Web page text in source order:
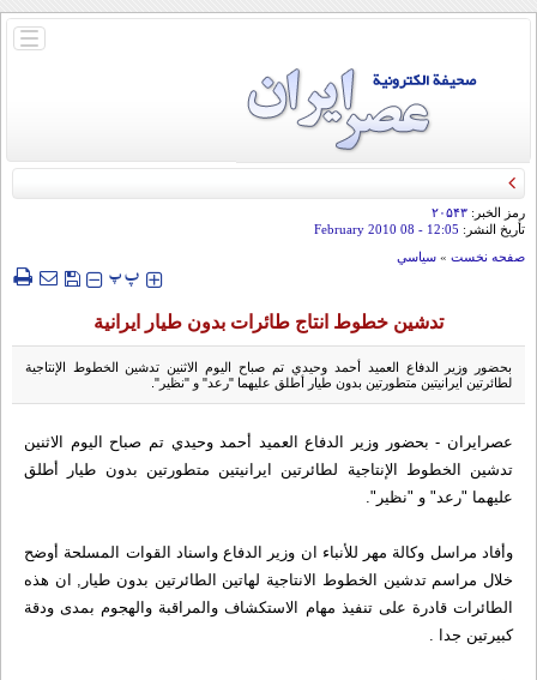
باز
رمز الخبر: ۲۰۵۴۳
تأريخ النشر: 12:05
- 08 February 2010
صفحه نخست » سياسي
‍‍‍ پپ
تدشين خطوط انتاج طائرات بدون طيار ايرانية
بحضور وزير الدفاع العميد أحمد وحيدي تم صباح اليوم الاثنين تدشين الخطوط الإنتاجية
لطائرتين ايرانيتين متطورتين بدون طيار أطلق عليهما "رعد" و "نظير".
عصرایران - بحضور وزير الدفاع العميد أحمد وحيدي تم صباح اليوم الاثنين
تدشين الخطوط الإنتاجية لطائرتين ايرانيتين متطورتين بدون طيار أطلق
عليهما "رعد" و "نظير".
وأفاد مراسل وكالة مهر للأنباء ان وزير الدفاع واسناد القوات المسلحة أوضح
خلال مراسم تدشين الخطوط الانتاجية لهاتين الطائرتين بدون طيار, ان هذه
الطائرات قادرة على تنفيذ مهام الاستكشاف والمراقبة والهجوم بمدى ودقة
كبيرتين جدا .